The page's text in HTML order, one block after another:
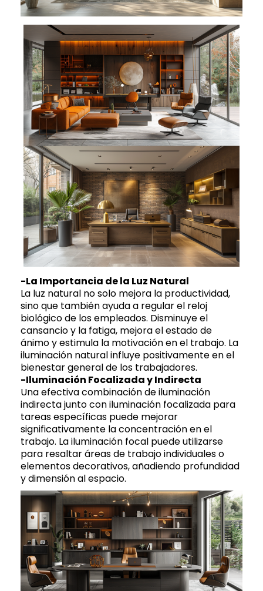
-La Importancia de la Luz Natural
La luz natural no solo mejora la productividad,
sino que también ayuda a regular el reloj
biológico de los empleados. Disminuye el
cansancio y la fatiga, mejora el estado de
ánimo y estimula la motivación en el trabajo. La
iluminación natural influye positivamente en el
bienestar general de los trabajadores.
-Iluminación Focalizada y Indirecta
Una efectiva combinación de iluminación
indirecta junto con iluminación focalizada para
tareas específicas puede mejorar
significativamente la concentración en el
trabajo. La iluminación focal puede utilizarse
para resaltar áreas de trabajo individuales o
elementos decorativos, añadiendo profundidad
y dimensión al espacio.